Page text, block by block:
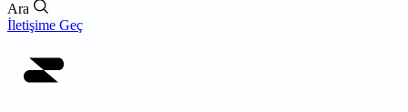
Ara
İletişime Geç